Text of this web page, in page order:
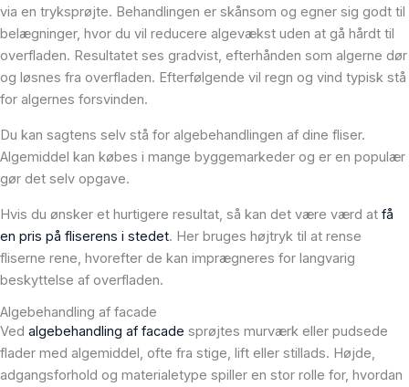
via en tryksprøjte. Behandlingen er skånsom og egner sig godt til
belægninger, hvor du vil reducere algevækst uden at gå hårdt til
overfladen. Resultatet ses gradvist, efterhånden som algerne dør
og løsnes fra overfladen. Efterfølgende vil regn og vind typisk stå
for algernes forsvinden.
Du kan sagtens selv stå for algebehandlingen af dine fliser.
Algemiddel kan købes i mange byggemarkeder og er en populær
gør det selv opgave.
Hvis du ønsker et hurtigere resultat, så kan det være værd at få
en pris på fliserens i stedet. Her bruges højtryk til at rense
fliserne rene, hvorefter de kan imprægneres for langvarig
beskyttelse af overfladen.
Algebehandling af facade
Ved algebehandling af facade sprøjtes murværk eller pudsede
flader med algemiddel, ofte fra stige, lift eller stillads. Højde,
adgangsforhold og materialetype spiller en stor rolle for, hvordan